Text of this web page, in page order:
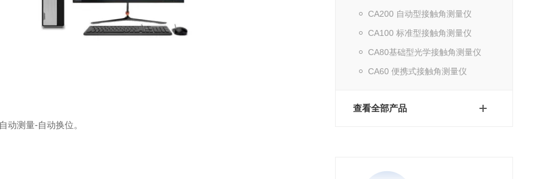
CA200 自动型接触角测量仪
CA100 标准型接触角测量仪
CA80基础型光学接触角测量仪
CA60 便携式接触角测量仪
查看全部产品
动测量-自动换位。